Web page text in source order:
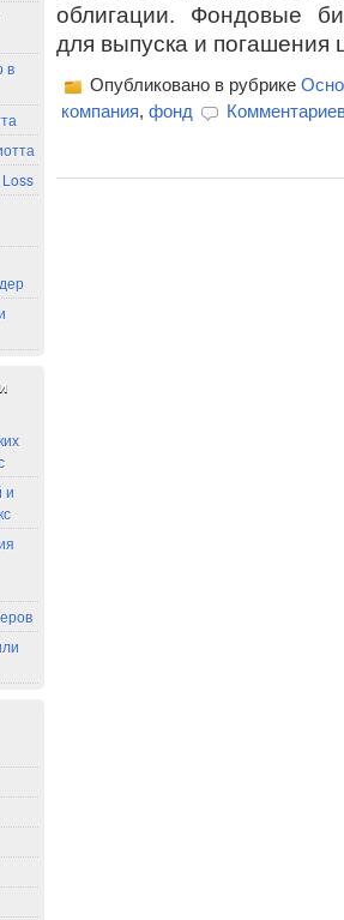
в
и
облигации. Фондовые
для выпуска и
Опубликовано в рубрике
компания, фонд